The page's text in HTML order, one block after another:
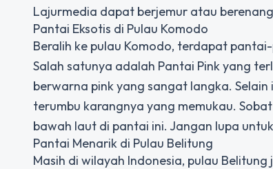
Lajurmedia dapat berjemur atau
Pantai Eksotis di Pulau Komodo
Beralih ke pulau Komodo, terdapat
Salah satunya adalah Pantai Pink yang
berwarna pink yang sangat langka.
terumbu karangnya yang memukau.
bawah laut di pantai ini. Jangan lupa
Pantai Menarik di Pulau Belitung
Masih di wilayah Indonesia, pulau